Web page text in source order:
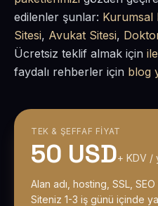
edilenler şunlar: Kurumsal
Sitesi, Avukat Sitesi,
Ücretsiz teklif almak için
faydalı rehberler için blog
TEK & ŞEFFAF FIYAT
50 USD+ KDV /
Alan adı, hosting, SSL,
Siteniz 1-3 iş günü içinde